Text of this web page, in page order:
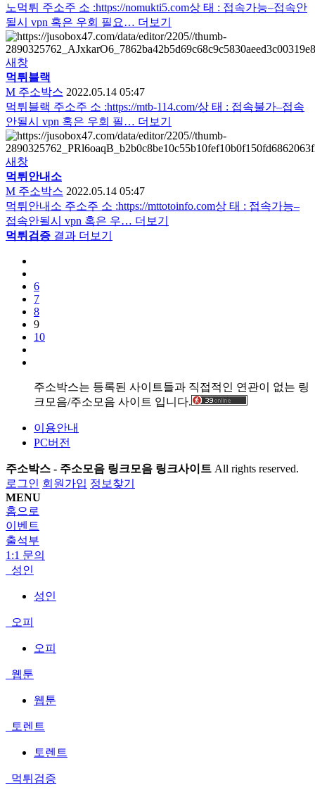
노먹튀 주소주 소 :https://nomukti5.com상 태 : 접속가능–접속안
될시 vpn 혹은 우회 필요… 더보기
새창
먹튀블랙
M 주소박스 2022.05.14 05:47
먹튀블랙 주소주 소 :https://mtb-114.com/상 태 : 접속불가–접속
안될시 vpn 혹은 우회 필… 더보기
새창
먹튀안내소
M 주소박스 2022.05.14 05:47
먹튀안내소 주소주 소 :https://mttotoinfo.com상 태 : 접속가능–
접속안될시 vpn 혹은 우… 더보기
먹튀검증 결과 더보기
6
7
8
9
10
주소박스는 등록된 사이트들과 직접적인 연관이 없는 링
크모음/주소모음 사이트 입니다.
이용안내
PC버전
주소박스 - 주소모음 링크모음 링크사이트 All rights reserved.
로그인 회원가입 정보찾기
MENU
홈으로
이벤트
출석부
1:1 문의
성인
성인
오피
오피
웹툰
웹툰
토렌트
토렌트
먹튀검증